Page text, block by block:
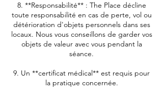
8. **Responsabilité** : The Place décline
toute responsabilité en cas de perte, vol ou
détérioration d'objets personnels dans ses
locaux. Nous vous conseillons de garder vos
objets de valeur avec vous pendant la
séance.
9. Un **certificat médical** est requis pour
la pratique concernée.